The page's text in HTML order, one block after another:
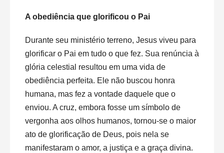
A obediência que glorificou o Pai
Durante seu ministério terreno, Jesus viveu para
glorificar o Pai em tudo o que fez. Sua renúncia à
glória celestial resultou em uma vida de
obediência perfeita. Ele não buscou honra
humana, mas fez a vontade daquele que o
enviou. A cruz, embora fosse um símbolo de
vergonha aos olhos humanos, tornou-se o maior
ato de glorificação de Deus, pois nela se
manifestaram o amor, a justiça e a graça divina.